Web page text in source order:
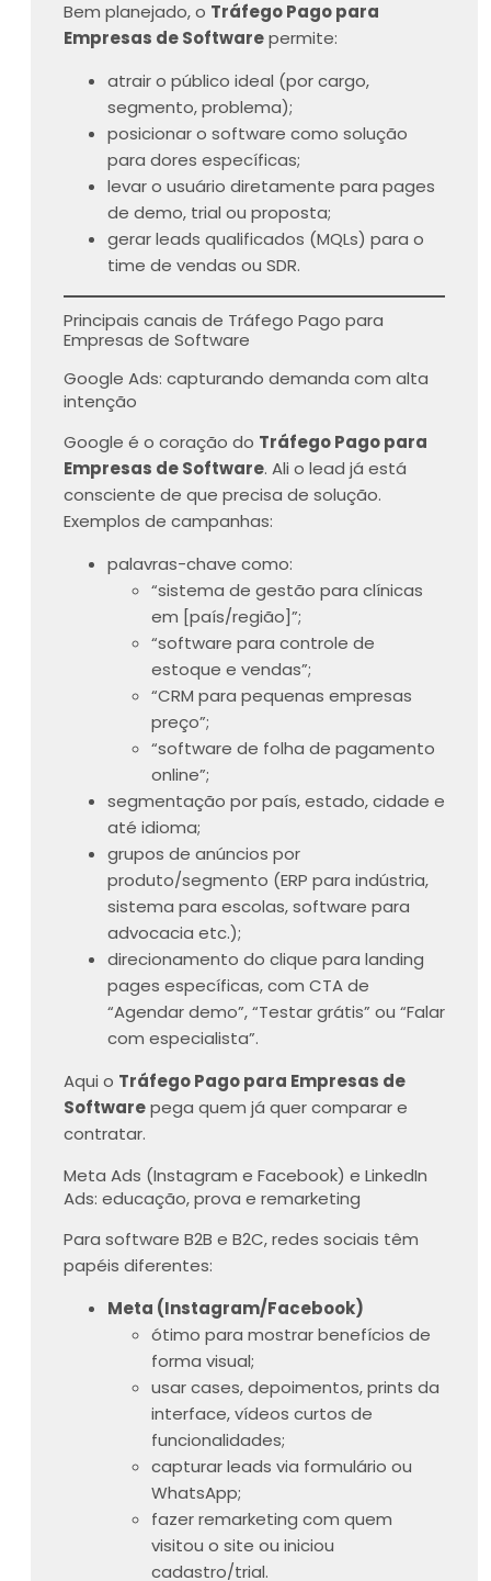
Bem planejado, o Tráfego Pago para
Empresas de Softwarepermite:
atrair o público ideal (por cargo,
segmento, problema);
posicionar o software como solução
para dores específicas;
levar o usuário diretamente para pages
de demo, trial ou proposta;
gerar leads qualificados (MQLs) para o
time de vendas ou SDR.
Principais canais de Tráfego Pago para
Empresas de Software
Google Ads: capturando demanda com alta
intenção
Google é o coração do Tráfego Pago para
Empresas de Software. Ali o lead já está
consciente de que precisa de solução.
Exemplos de campanhas:
palavras-chave como:
“sistema de gestão para clínicas
em [país/região]”;
“software para controle de
estoque e vendas”;
“CRM para pequenas empresas
preço”;
“software de folha de pagamento
online”;
segmentação por país, estado, cidade e
até idioma;
grupos de anúncios por
produto/segmento (ERP para indústria,
sistema para escolas, software para
advocacia etc.);
direcionamento do clique para landing
pages específicas, com CTA de
“Agendar demo”, “Testar grátis” ou “Falar
com especialista”.
Aqui o Tráfego Pago para Empresas de
Softwarepega quem já quer comparar e
contratar.
Meta Ads (Instagram e Facebook) e LinkedIn
Ads: educação, prova e remarketing
Para software B2B e B2C, redes sociais têm
papéis diferentes:
Meta (Instagram/Facebook)
ótimo para mostrar benefícios de
forma visual;
usar cases, depoimentos, prints da
interface, vídeos curtos de
funcionalidades;
capturar leads via formulário ou
WhatsApp;
fazer remarketing com quem
visitou o site ou iniciou
cadastro/trial.